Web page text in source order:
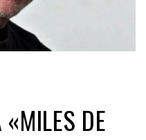
DE